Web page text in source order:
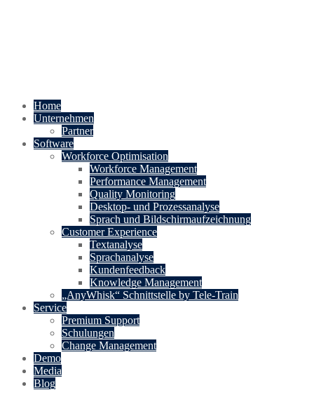
Home
Unternehmen
Partner
Software
Workforce Optimisation
Workforce Management
Performance Management
Quality Monitoring
Desktop- und Prozessanalyse
Sprach und Bildschirmaufzeichnung
Customer Experience
Textanalyse
Sprachanalyse
Kundenfeedback
Knowledge Management
„AnyWhisk“ Schnittstelle by Tele-Train
Service
Premium Support
Schulungen
Change Management
Demo
Media
Blog